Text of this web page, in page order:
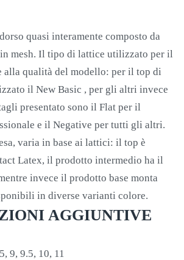
quasi interamente composto da
mesh. Il tipo di lattice utilizzato per il
alla qualità del modello: per il top di
il New Basic , per gli altri invece
presentato sono il Flat per il
e il Negative per tutti gli altri.
varia in base ai lattici: il top è
Latex, il prodotto intermedio ha il
invece il prodotto base monta
in diverse varianti colore.
AGGIUNTIVE
9, 9.5, 10, 11